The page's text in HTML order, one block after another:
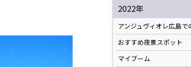
2022年
アンジュヴィオレ広島で
おすすめ夜景スポット
マイブーム